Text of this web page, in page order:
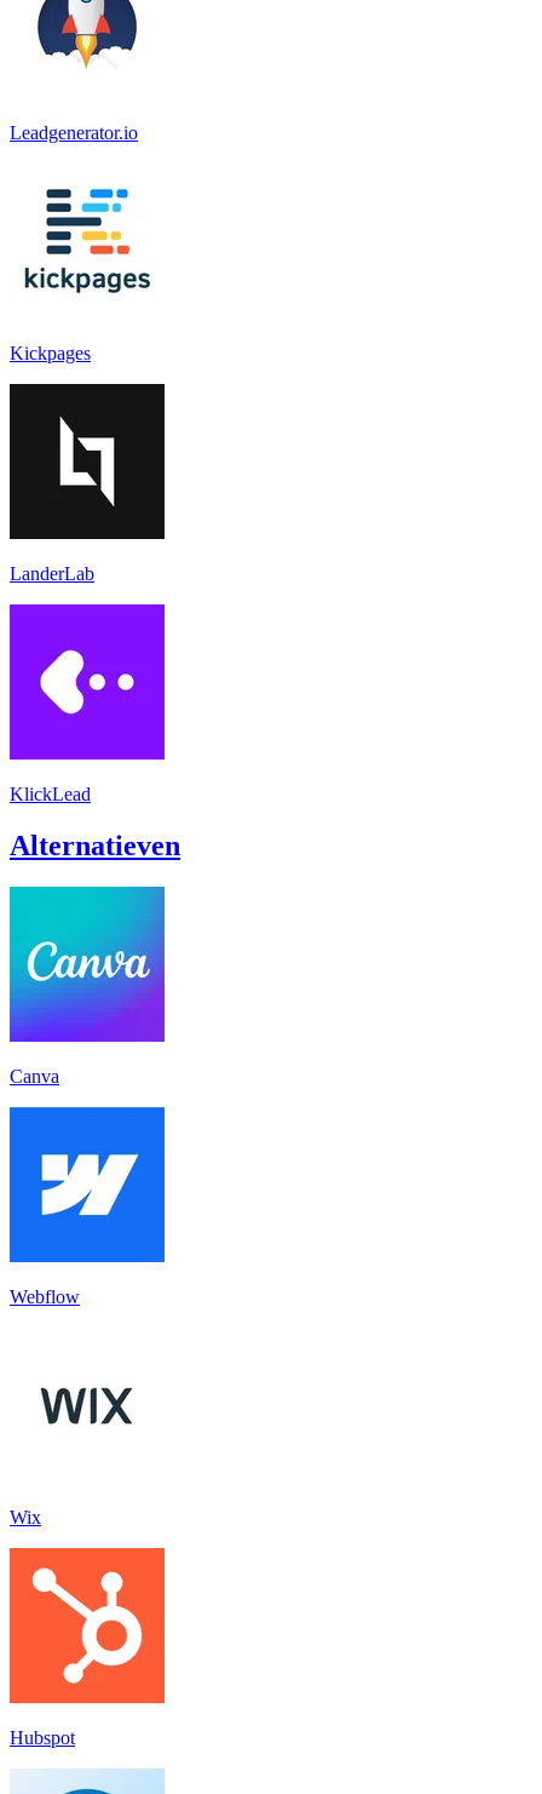
Leadgenerator.io
Kickpages
LanderLab
KlickLead
Alternatieven
Canva
Webflow
Wix
Hubspot